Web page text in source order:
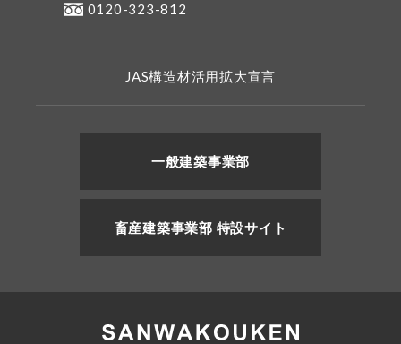
0120-323-812
JAS構造材活用拡大宣言
一般建築事業部
畜産建築事業部 特設サイト